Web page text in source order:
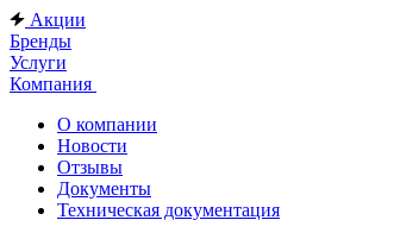
Акции
Бренды
Услуги
Компания
О компании
Новости
Отзывы
Документы
Техническая документация